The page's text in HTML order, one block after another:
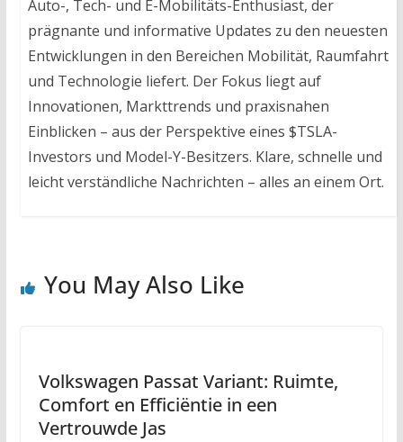
Auto-, Tech- und E-Mobilitäts-Enthusiast, der
prägnante und informative Updates zu den neuesten
Entwicklungen in den Bereichen Mobilität, Raumfahrt
und Technologie liefert. Der Fokus liegt auf
Innovationen, Markttrends und praxisnahen
Einblicken – aus der Perspektive eines $TSLA-
Investors und Model-Y-Besitzers. Klare, schnelle und
leicht verständliche Nachrichten – alles an einem Ort.
You May Also Like
Volkswagen Passat Variant: Ruimte,
Comfort en Efficiëntie in een
Vertrouwde Jas